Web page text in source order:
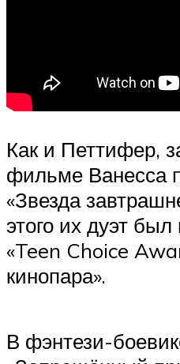
Как и Петтифер,
фильме Ванесса
«Звезда
этого их дуэт
«Teen Choice
кинопара».
В фэнтези-